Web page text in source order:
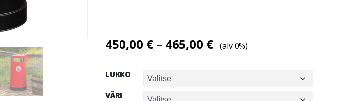
450,00 € – 465,00 €Hintaluokka:
(alv 0%)
LUKKO
VÄRI